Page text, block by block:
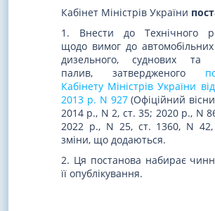
Кабінет Міністрів України
1. Внести до Технічного
щодо вимог до автомобільних
дизельного, суднових та
палив, затвердженого
Кабінету Міністрів України
2013 р. N 927(Офіційний
2014 р., N 2, ст. 35; 2020 р., N
2022 р., N 25, ст. 1360, N 42,
зміни, що додаються.
2. Ця постанова набирає
її опублікування.